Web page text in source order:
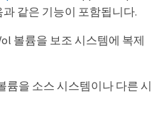
같은 기능이 포함됩니다.
볼륨을 보조 시스템에 복제
륨을 소스 시스템이나 다른 시